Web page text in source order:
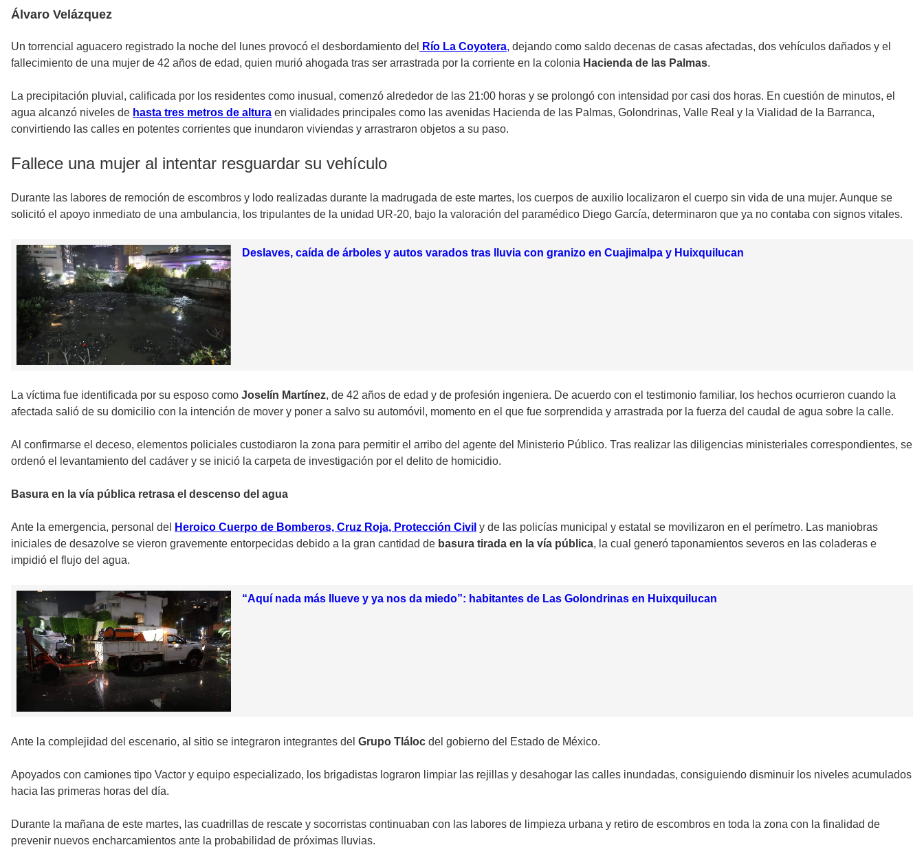
Álvaro Velázquez
Un torrencial aguacero registrado la noche del lunes provocó el desbordamiento del Río La Coyotera, dejando como saldo decenas de casas afectadas, dos vehículos dañados y el
fallecimiento de una mujer de 42 años de edad, quien murió ahogada tras ser arrastrada por la corriente en la colonia Hacienda de las Palmas.
La precipitación pluvial, calificada por los residentes como inusual, comenzó alrededor de las 21:00 horas y se prolongó con intensidad por casi dos horas. En cuestión de minutos, el
agua alcanzó niveles de hasta tres metros de altura en vialidades principales como las avenidas Hacienda de las Palmas, Golondrinas, Valle Real y la Vialidad de la Barranca,
convirtiendo las calles en potentes corrientes que inundaron viviendas y arrastraron objetos a su paso.
Fallece una mujer al intentar resguardar su vehículo
Durante las labores de remoción de escombros y lodo realizadas durante la madrugada de este martes, los cuerpos de auxilio localizaron el cuerpo sin vida de una mujer. Aunque se
solicitó el apoyo inmediato de una ambulancia, los tripulantes de la unidad UR-20, bajo la valoración del paramédico Diego García, determinaron que ya no contaba con signos vitales.
Deslaves, caída de árboles y autos varados tras lluvia con granizo en Cuajimalpa y Huixquilucan
La víctima fue identificada por su esposo como Joselín Martínez, de 42 años de edad y de profesión ingeniera. De acuerdo con el testimonio familiar, los hechos ocurrieron cuando la
afectada salió de su domicilio con la intención de mover y poner a salvo su automóvil, momento en el que fue sorprendida y arrastrada por la fuerza del caudal de agua sobre la calle.
Al confirmarse el deceso, elementos policiales custodiaron la zona para permitir el arribo del agente del Ministerio Público. Tras realizar las diligencias ministeriales correspondientes, se
ordenó el levantamiento del cadáver y se inició la carpeta de investigación por el delito de homicidio.
Basura en la vía pública retrasa el descenso del agua
Ante la emergencia, personal del Heroico Cuerpo de Bomberos, Cruz Roja, Protección Civil y de las policías municipal y estatal se movilizaron en el perímetro. Las maniobras
iniciales de desazolve se vieron gravemente entorpecidas debido a la gran cantidad de basura tirada en la vía pública, la cual generó taponamientos severos en las coladeras e
impidió el flujo del agua.
“Aquí nada más llueve y ya nos da miedo”: habitantes de Las Golondrinas en Huixquilucan
Ante la complejidad del escenario, al sitio se integraron integrantes del Grupo Tláloc del gobierno del Estado de México.
Apoyados con camiones tipo Vactor y equipo especializado, los brigadistas lograron limpiar las rejillas y desahogar las calles inundadas, consiguiendo disminuir los niveles acumulados
hacia las primeras horas del día.
Durante la mañana de este martes, las cuadrillas de rescate y socorristas continuaban con las labores de limpieza urbana y retiro de escombros en toda la zona con la finalidad de
prevenir nuevos encharcamientos ante la probabilidad de próximas lluvias.